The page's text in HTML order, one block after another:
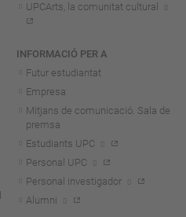
UPCArts, la comunitat cultural
INFORMACIÓ PER A
Futur estudiantat
Empresa
Mitjans de comunicació. Sala de
premsa
Estudiants UPC
Personal UPC
Personal investigador
Alumni